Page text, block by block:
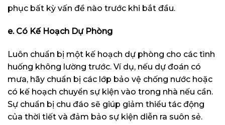
phục bất kỳ vấn đề nào trước khi bắt đầu.
e. Có Kế Hoạch Dự Phòng
Luôn chuẩn bị một kế hoạch dự phòng cho các tình
huống không lường trước. Ví dụ, nếu dự đoán có
mưa, hãy chuẩn bị các lớp bảo vệ chống nước hoặc
có kế hoạch chuyển sự kiện vào trong nhà nếu cần.
Sự chuẩn bị chu đáo sẽ giúp giảm thiểu tác động
của thời tiết và đảm bảo sự kiện diễn ra suôn sẻ.